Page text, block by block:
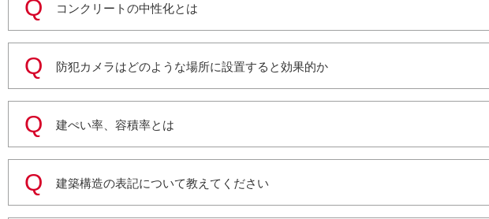
コンクリートの中性化とは
防犯カメラはどのような場所に設置すると効果的か
建ぺい率、容積率とは
建築構造の表記について教えてください